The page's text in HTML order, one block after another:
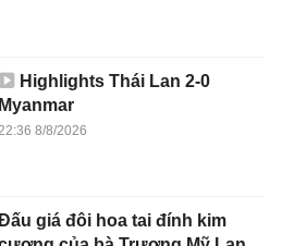
Highlights Thái Lan 2-0
Myanmar
22:36 8/8/2026
giá đôi hoa tai đính kim